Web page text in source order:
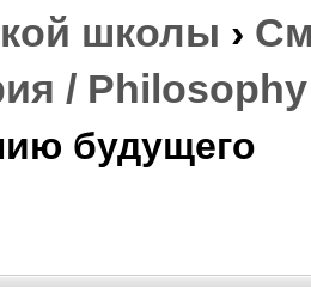
школы ›
/ Philosophy
будущего